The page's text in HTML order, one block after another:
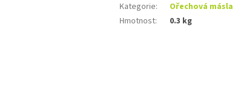
Kategorie:
Ořechová másla
Hmotnost: 0.3 kg